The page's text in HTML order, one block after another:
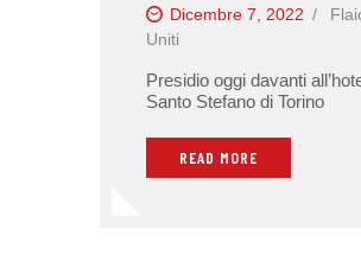
Dicembre 7, 2022
Uniti
Presidio oggi davanti
Santo Stefano di Torino
READ MORE